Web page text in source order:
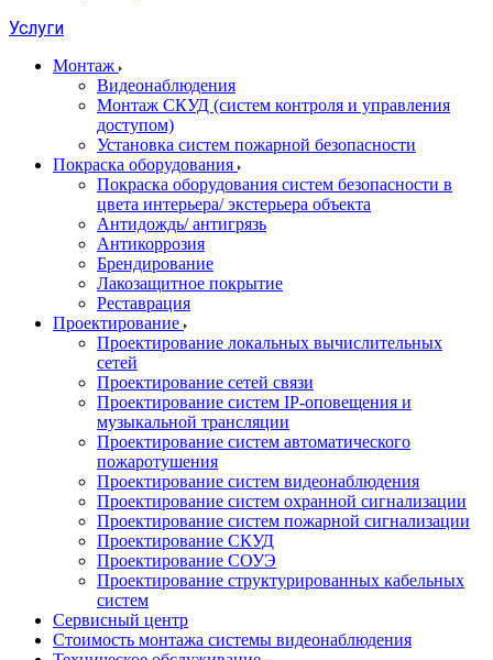
Услуги
Монтаж
Видеонаблюдения
Монтаж СКУД (систем контроля и управления
доступом)
Установка систем пожарной безопасности
Покраска оборудования
Покраска оборудования систем безопасности в
цвета интерьера/ экстерьера объекта
Антидождь/ антигрязь
Антикоррозия
Брендирование
Лакозащитное покрытие
Реставрация
Проектирование
Проектирование локальных вычислительных
сетей
Проектирование сетей связи
Проектирование систем IP-оповещения и
музыкальной трансляции
Проектирование систем автоматического
пожаротушения
Проектирование систем видеонаблюдения
Проектирование систем охранной сигнализации
Проектирование систем пожарной сигнализации
Проектирование СКУД
Проектирование СОУЭ
Проектирование структурированных кабельных
систем
Сервисный центр
Стоимость монтажа системы видеонаблюдения